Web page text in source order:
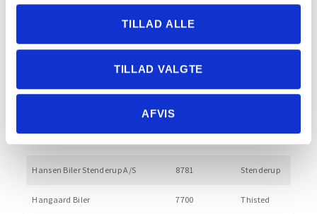
TILLAD ALLE
TILLAD VALGTE
AFVIS
9440
Hornsyld Bilcenter ApS 8783 Hornsyld
Hansen Biler Stenderup A/S 8781 Stenderup
Hangaard Biler 7700 Thisted